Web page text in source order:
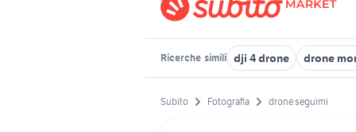
Ricerche simili dji 4 drone drone
Subito Fotografia drone seguimi